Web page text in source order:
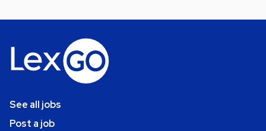
See all jobs
Post a job